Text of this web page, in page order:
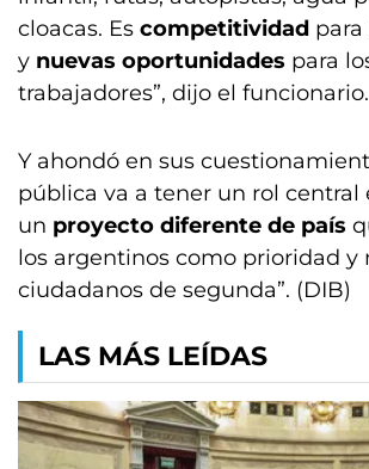
cloacas. Es competitividad
y nuevas oportunidades para
trabajadores”, dijo el funcionario.
Y ahondó en sus
pública va a tener un rol central
un proyecto diferente de país
los argentinos como prioridad y
ciudadanos de segunda”. (DIB)
LAS MÁS LEÍDAS